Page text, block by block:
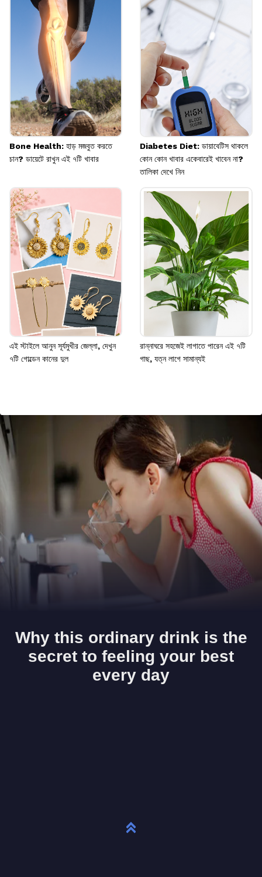
অন্যরকম প্যাটার্ন রয়েছে। এই ধরনের ডিজাইন হালকা
ওজনের হয় এবং দেখতেও খুব সোবার লাগে।
Image credits: pinterest
Bone Health: হাড় মজবুত করতে
চান? ডায়েটে রাখুন এই ৭টি খাবার
Diabetes Diet: ডায়াবেটিস থাকলে
কোন কোন খাবার একেবারেই খাবেন না?
তালিকা দেখে নিন
এই স্টাইলে আনুন সূর্যমুখীর জেল্লা, দেখুন
৭টি গোল্ডেন কানের দুল
রান্নাঘরে সহজেই লাগাতে পারেন এই ৭টি
গাছ, যত্ন লাগে সামান্যই